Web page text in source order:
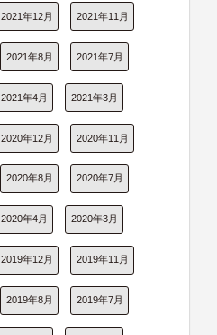
2021年12月 2021年11月
2021年8月 2021年7月
2021年4月 2021年3月
2020年12月 2020年11月
2020年8月 2020年7月
2020年4月 2020年3月
2019年12月 2019年11月
2019年8月 2019年7月